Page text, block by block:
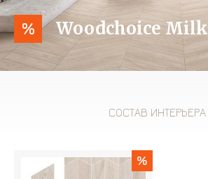
% Woodchoice Milk
СОСТАВ ИНТЕРЬЕРА
%